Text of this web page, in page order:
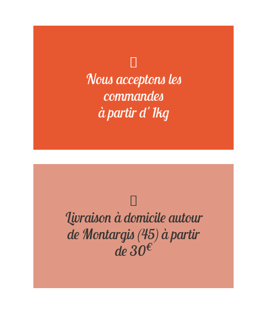
Nous acceptons les
commandes
à partir d' 1kg
Livraison à domicile autour
de Montargis (45) à partir
de 30€